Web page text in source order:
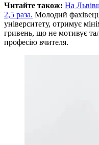
Читайте також: На
2,5 раза. Молодий
університету, отримує
гривень, що не мотивує
професію вчителя.